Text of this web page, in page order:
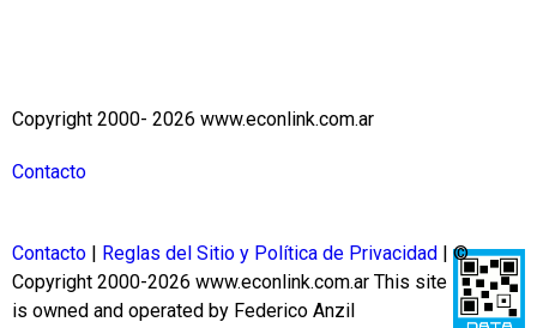
Copyright 2000- 2026 www.econlink.com.ar
Contacto
Contacto | Reglas del Sitio y Política de Privacidad | ©
Copyright 2000-2026 www.econlink.com.ar This site
is owned and operated by Federico Anzil